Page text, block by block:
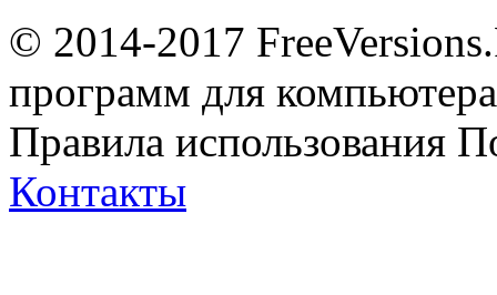
© 2014-2017
программ для
Правила использования
Контакты